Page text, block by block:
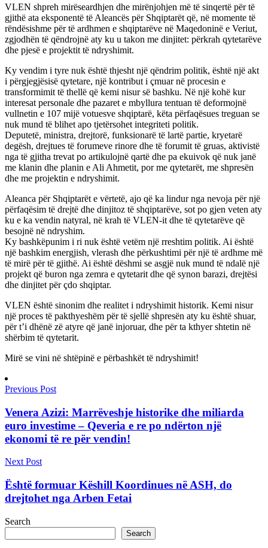
VLEN shpreh mirëseardhjen dhe mirënjohjen më të sinqertë për të
gjithë ata eksponentë të Aleancës për Shqiptarët që, në momente të
rëndësishme për të ardhmen e shqiptarëve në Maqedoninë e Veriut,
zgjodhën të qëndrojnë aty ku u takon me dinjitet: përkrah qytetarëve
dhe pjesë e projektit të ndryshimit.
Ky vendim i tyre nuk është thjesht një qëndrim politik, është një akt
i përgjegjësisë qytetare, një kontribut i çmuar në procesin e
transformimit të thellë që kemi nisur së bashku. Në një kohë kur
interesat personale dhe pazaret e mbyllura tentuan të deformojnë
vullnetin e 107 mijë votuesve shqiptarë, këta përfaqësues treguan se
nuk mund të blihet apo tjetërsohet integriteti politik.
Deputetë, ministra, drejtorë, funksionarë të lartë partie, kryetarë
degësh, drejtues të forumeve rinore dhe të forumit të gruas, aktivistë
nga të gjitha trevat po artikulojnë qartë dhe pa ekuivok që nuk janë
me klanin dhe planin e Ali Ahmetit, por me qytetarët, me shpresën
dhe me projektin e ndryshimit.
Aleanca për Shqiptarët e vërtetë, ajo që ka lindur nga nevoja për një
përfaqësim të drejtë dhe dinjitoz të shqiptarëve, sot po gjen veten aty
ku e ka vendin natyral, në krah të VLEN-it dhe të qytetarëve që
besojnë në ndryshim.
Ky bashkëpunim i ri nuk është vetëm një rreshtim politik. Ai është
një bashkim energjish, vlerash dhe përkushtimi për një të ardhme më
të mirë për të gjithë. Ai është dëshmi se asgjë nuk mund të ndalë një
projekt që buron nga zemra e qytetarit dhe që synon barazi, drejtësi
dhe dinjitet për çdo shqiptar.
VLEN është sinonim dhe realitet i ndryshimit historik. Kemi nisur
një proces të pakthyeshëm për të sjellë shpresën aty ku është shuar,
për t’i dhënë zë atyre që janë injoruar, dhe për ta kthyer shtetin në
shërbim të qytetarit.
Mirë se vini në shtëpinë e përbashkët të ndryshimit!
Previous Post
Venera Azizi: Marrëveshje historike dhe miliarda
euro investime – Qeveria e re po ndërton një
ekonomi të re për vendin!
Next Post
Është formuar Këshill Koordinues në ASH, do
drejtohet nga Arben Fetai
Search
Search